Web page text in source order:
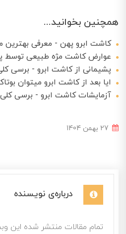
همچنین بخوانید...
کاشت ابرو پهن - معرفی بهترین
عوارض کاشت مژه طبیعی توسط
پشیمانی از کاشت ابرو - برسی
ایا بعد از کاشت ابرو میتوان
آزمایشات کاشت ابرو - برسی
درباره‌ی نویسنده
تمام مقالات منتشر شده این